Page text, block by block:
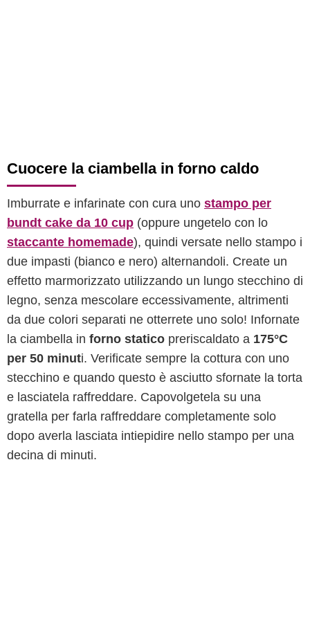
Cuocere la ciambella in forno caldo
Imburrate e infarinate con cura uno stampo per
bundt cake da 10 cup (oppure ungetelo con lo
staccante homemade), quindi versate nello stampo i
due impasti (bianco e nero) alternandoli. Create un
effetto marmorizzato utilizzando un lungo stecchino di
legno, senza mescolare eccessivamente, altrimenti
da due colori separati ne otterrete uno solo! Infornate
la ciambella in forno statico preriscaldato a 175°C
per 50 minuti. Verificate sempre la cottura con uno
stecchino e quando questo è asciutto sfornate la torta
e lasciatela raffreddare. Capovolgetela su una
gratella per farla raffreddare completamente solo
dopo averla lasciata intiepidire nello stampo per una
decina di minuti.